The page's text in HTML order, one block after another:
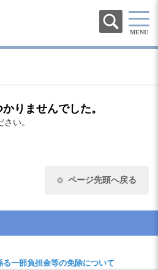
MENU
りませんでした。
い。
ページ先頭へ戻る
一部負担金等の免除について